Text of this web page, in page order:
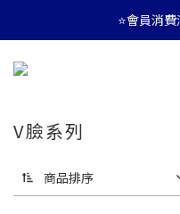
⭐會員消
⭐會員消
🚛消費滿
V臉系列
商品排序